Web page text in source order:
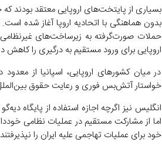
بسیاری از پایتخت‌های اروپایی معتقد بودند
بدون هماهنگی با اتحادیه اروپا آغاز شده است.
حملات صورت‌گرفته به زیرساخت‌های
اروپایی برای ورود مستقیم به درگیری را کاهش
در میان کشورهای اروپایی، اسپانیا از
خواستار آتش‌بس فوری و رعایت حقوق
انگلیس نیز اگرچه اجازه استفاده از پایگاه
اما از مشارکت مستقیم در عملیات نظامی
خود برای عملیات تهاجمی علیه ایران را